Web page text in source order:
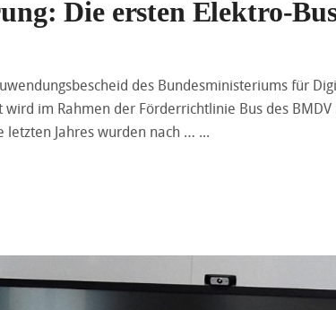
Die ersten Elektro-
des Bundesministeriums für
im Rahmen der Förderrichtlinie Bus des
letzten Jahres wurden nach …